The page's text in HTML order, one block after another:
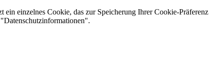
einzelnes Cookie, das zur Speicherung Ihrer Cookie-Präferenz